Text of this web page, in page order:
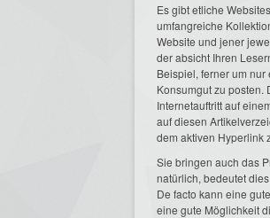
Es gibt etliche
umfangreiche
Website und jener
der absicht Ihren
Beispiel, ferner um
Konsumgut zu posten.
Internetauftritt auf
auf diesen
dem aktiven Hyperlink
Sie bringen auch das
natürlich, bedeutet
De facto kann eine
eine gute Möglichkeit